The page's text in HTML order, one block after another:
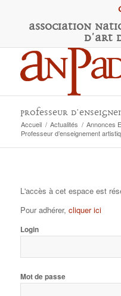
Association N
d'Art
Professeur
Accueil / Actualités / Annonces
Professeur d’enseignement
L'accès à cet espace est
Pour adhérer, cliquer ici
Login
Mot de passe